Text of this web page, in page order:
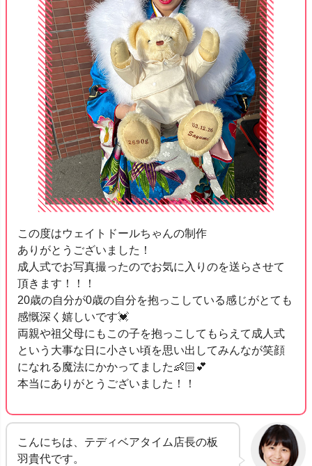
この度はウェイトドールちゃんの制作
ありがとうございました！
成人式でお写真撮ったのでお気に入りのを送らさせて
頂きます！！！
20歳の自分が0歳の自分を抱っこしている感じがとても
感慨深く嬉しいです💓
両親や祖父母にもこの子を抱っこしてもらえて成人式
という大事な日に小さい頃を思い出してみんなが笑顔
になれる魔法にかかってました👶🏻💕
本当にありがとうございました！！
こんにちは、テディベアタイム店長の板
羽貴代です。